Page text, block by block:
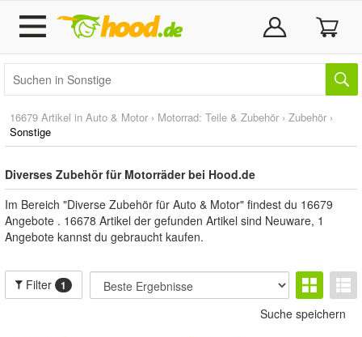
16679 Artikel in Auto & Motor › Motorrad: Teile & Zubehör › Zubehör ›
Sonstige
Diverses Zubehör für Motorräder bei Hood.de
Im Bereich "Diverse Zubehör für Auto & Motor" findest du 16679
Angebote . 16678 Artikel der gefunden Artikel sind Neuware, 1
Angebote kannst du gebraucht kaufen.
Filter 1
Suche speichern